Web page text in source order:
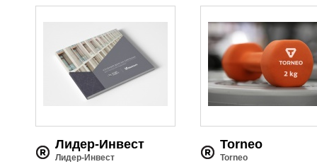
Лидер-Инвест
Лидер-Инвест
Torneo
Torneo